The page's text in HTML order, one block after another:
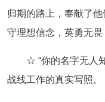
归期的路上，奉献了
守理想信念，英勇无畏
☆ “你的名字无人
战线工作的真实写照